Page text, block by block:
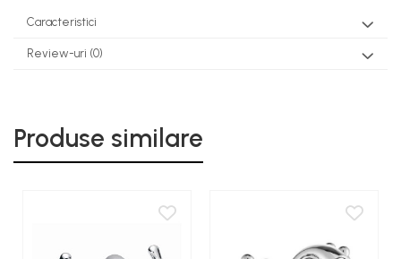
Caracteristici
Review-uri (0)
Produse similare